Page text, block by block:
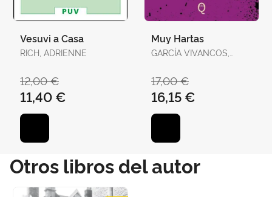
Vesuvi a Casa
RICH, ADRIENNE
12,00 €
11,40 €
Muy Hartas
GARCÍA VIVANCOS,
17,00 €
16,15 €
Otros libros del autor